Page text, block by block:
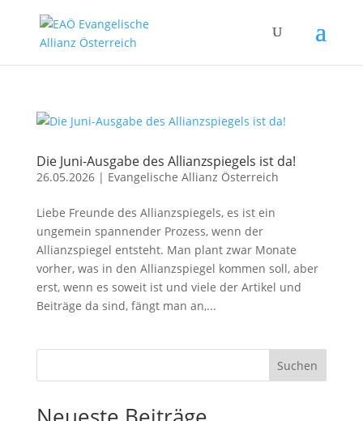
Die Juni-Ausgabe des Allianzspiegels ist da!
26.05.2026| Evangelische Allianz Österreich
Liebe Freunde des Allianzspiegels, es ist ein
ungemein spannender Prozess, wenn der
Allianzspiegel entsteht. Man plant zwar Monate
vorher, was in den Allianzspiegel kommen soll, aber
erst, wenn es soweit ist und viele der Artikel und
Beiträge da sind, fängt man an,...
Suchen